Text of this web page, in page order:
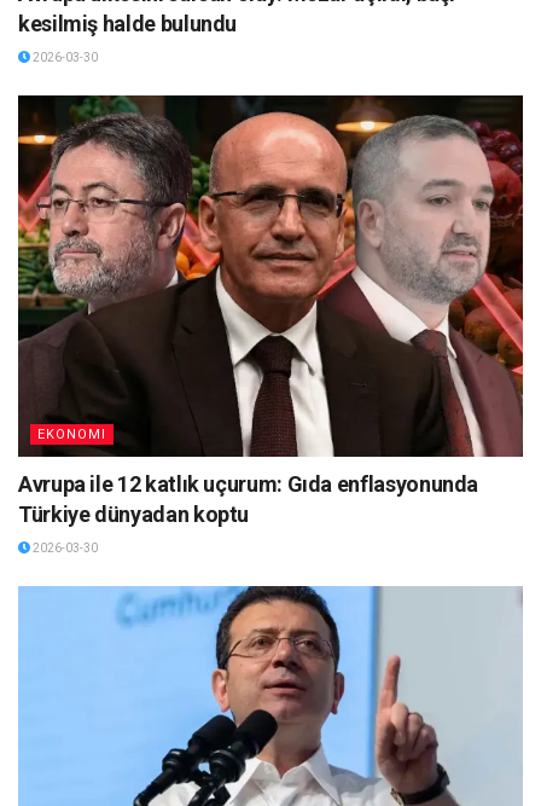
kesilmiş halde bulundu
2026-03-30
EKONOMI
Avrupa ile 12 katlık uçurum: Gıda enflasyonunda
Türkiye dünyadan koptu
2026-03-30